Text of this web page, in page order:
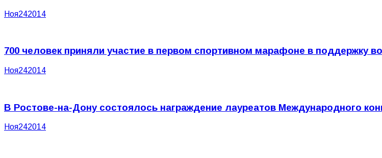
Ноя242014
700 человек приняли участие в первом спортивном марафоне в поддержку
Ноя242014
В Ростове-на-Дону состоялось награждение лауреатов Международного
Ноя242014